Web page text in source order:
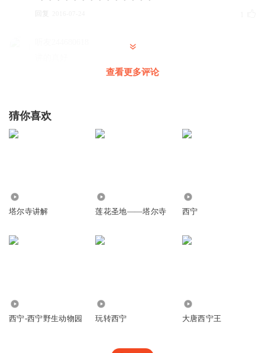
回复
肯定是花钱买呢，怎么可能随便挑了拿走呢哈哈哈，
查看更多评论
猜你喜欢
塔尔寺讲解 莲花圣地——塔尔寺 西宁
西宁-西宁野生动物园 玩转西宁 大唐西宁王